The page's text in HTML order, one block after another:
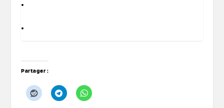
Partager :